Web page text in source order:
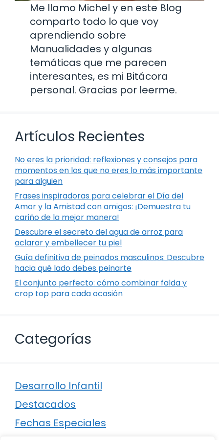
Me llamo Michel y en este Blog
comparto todo lo que voy
aprendiendo sobre
Manualidades y algunas
temáticas que me parecen
interesantes, es mi Bitácora
personal. Gracias por leerme.
Artículos Recientes
No eres la prioridad: reflexiones y consejos para
momentos en los que no eres lo más importante
para alguien
Frases inspiradoras para celebrar el Día del
Amor y la Amistad con amigos: ¡Demuestra tu
cariño de la mejor manera!
Descubre el secreto del agua de arroz para
aclarar y embellecer tu piel
Guía definitiva de peinados masculinos: Descubre
hacia qué lado debes peinarte
El conjunto perfecto: cómo combinar falda y
crop top para cada ocasión
Categorías
Desarrollo Infantil
Destacados
Fechas Especiales